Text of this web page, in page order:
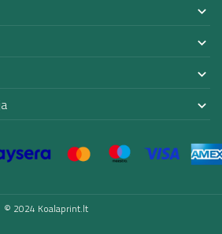




© 2024 Koalaprint.lt